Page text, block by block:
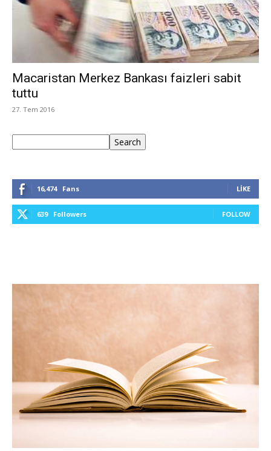
Macaristan Merkez Bankası faizleri sabit
tuttu
27. Tem 2016
Search
16,474 Fans LIKE
639 Followers FOLLOW